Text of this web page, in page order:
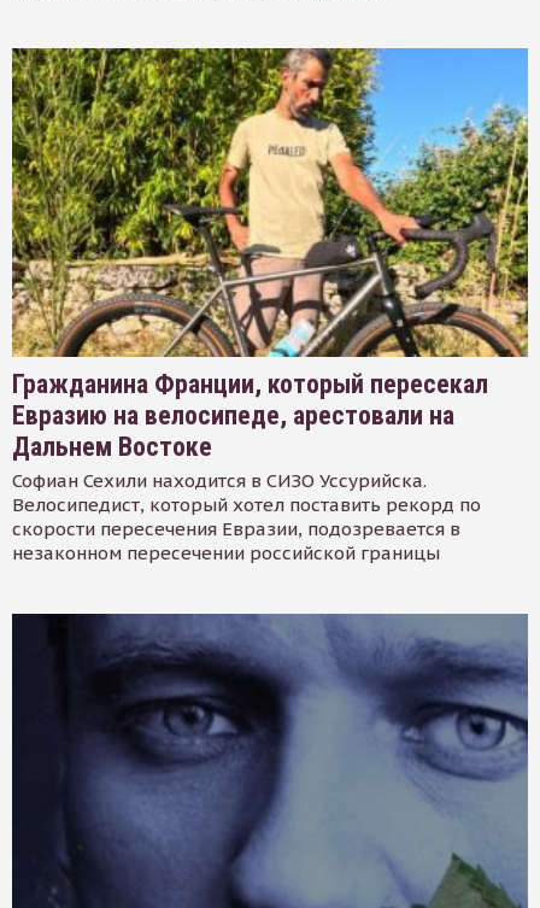
Гражданина Франции, который пересекал
Евразию на велосипеде, арестовали на
Дальнем Востоке
Софиан Сехили находится в СИЗО Уссурийска.
Велосипедист, который хотел поставить рекорд по
скорости пересечения Евразии, подозревается в
незаконном пересечении российской границы